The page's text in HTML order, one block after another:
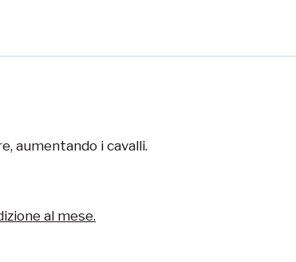
aumentando i cavalli.
al mese.